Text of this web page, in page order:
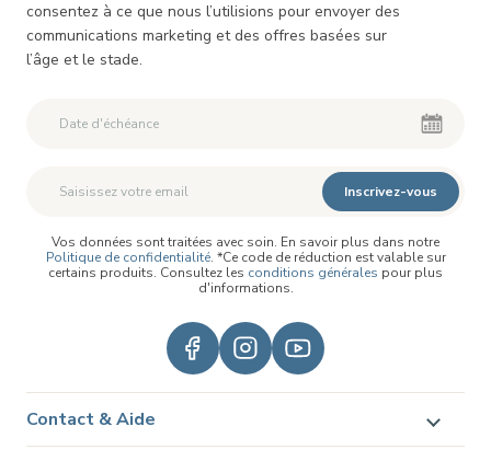
consentez à ce que nous l’utilisions pour envoyer des
communications marketing et des offres basées sur
l’âge et le stade.
Deuxième Prénom
Inscrivez-vous
Vos données sont traitées avec soin. En savoir plus dans notre
Politique de confidentialité. *Ce code de réduction est valable sur
certains produits. Consultez les conditions générales pour plus
d'informations.
Contact & Aide